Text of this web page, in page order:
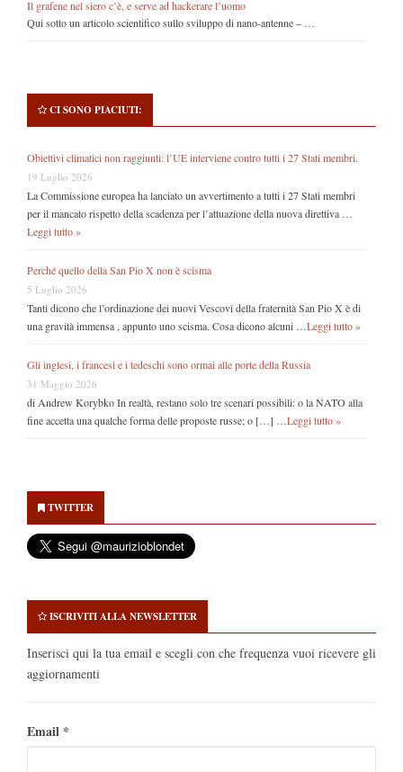
Il grafene nel siero c’è, e serve ad hackerare l’uomo
Qui sotto un articolo scientifico sullo sviluppo di nano-antenne – …
CI SONO PIACIUTI:
Obiettivi climatici non raggiunti: l’UE interviene contro tutti i 27 Stati membri.
19 Luglio 2026
La Commissione europea ha lanciato un avvertimento a tutti i 27 Stati membri
per il mancato rispetto della scadenza per l’attuazione della nuova direttiva …
Leggi tutto »
Perché quello della San Pio X non è scisma
5 Luglio 2026
Tanti dicono che l’ordinazione dei nuovi Vescovi della fraternità San Pio X è di
una gravità immensa , appunto uno scisma. Cosa dicono alcuni … Leggi tutto »
Gli inglesi, i francesi e i tedeschi sono ormai alle porte della Russia
31 Maggio 2026
di Andrew Korybko In realtà, restano solo tre scenari possibili: o la NATO alla
fine accetta una qualche forma delle proposte russe; o […] … Leggi tutto »
Sidebar
TWITTER
ISCRIVITI ALLA NEWSLETTER
Inserisci qui la tua email e scegli con che frequenza vuoi ricevere gli
aggiornamenti
Email *